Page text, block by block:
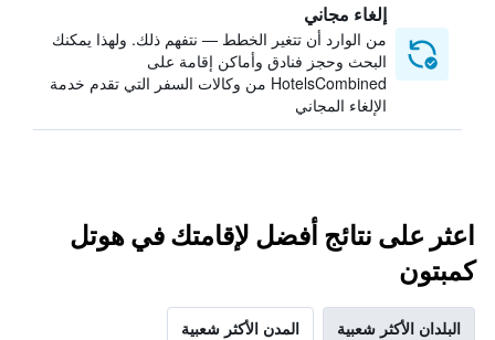
إلغاء مجاني
من الوارد أن تتغير الخطط — نتفهم ذلك. ولهذا يمكنك
البحث وحجز فنادق وأماكن إقامة على
HotelsCombined من وكالات السفر التي تقدم خدمة
الإلغاء المجاني
اعثر على نتائج أفضل لإقامتك في هوتل
كمبتون
البلدان الأكثر شعبية المدن الأكثر شعبية